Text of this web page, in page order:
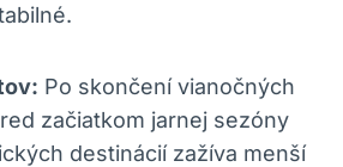
Po skončení vianočných
začiatkom jarnej sezóny
destinácií zažíva menší